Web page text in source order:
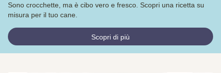
Sono crocchette, ma è cibo vero e fresco. Scopri una ricetta su
misura per il tuo cane.
Scopri di più